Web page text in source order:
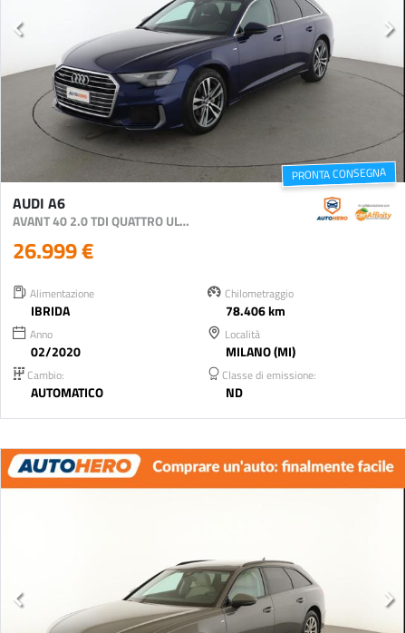
PRONTA CONSEGNA
AUDI A6
AVANT 40 2.0 TDI QUATTRO ULTRA S TRONIC BUSINESS S
26.999 €
Alimentazione
IBRIDA
Chilometraggio
78.406 km
Anno
02/2020
Località
MILANO (MI)
Cambio:
AUTOMATICO
Classe di emissione:
ND